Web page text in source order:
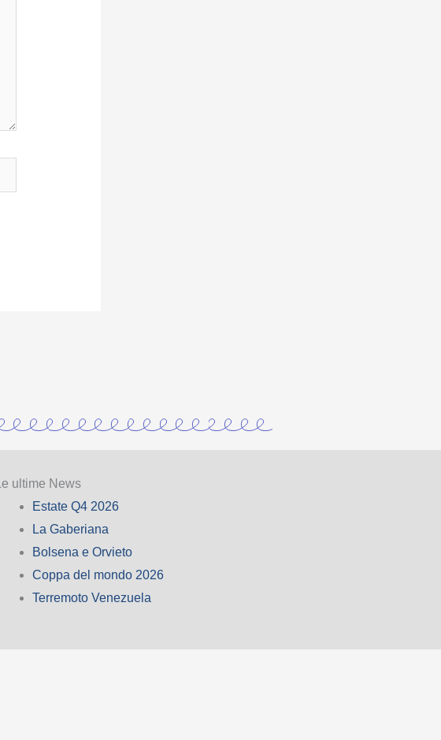
Le ultime News
Estate Q4 2026
La Gaberiana
Bolsena e Orvieto
Coppa del mondo 2026
Terremoto Venezuela